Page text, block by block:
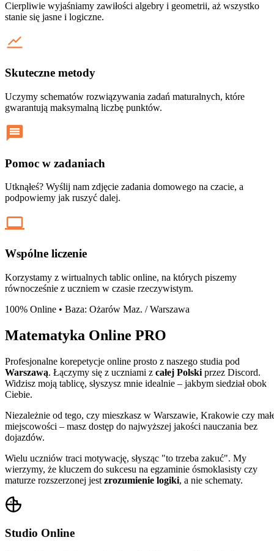
Cierpliwie wyjaśniamy zawiłości algebry i geometrii, aż wszystko
stanie się jasne i logiczne.
Skuteczne metody
Uczymy schematów rozwiązywania zadań maturalnych, które
gwarantują maksymalną liczbę punktów.
Pomoc w zadaniach
Utknąłeś? Wyślij nam zdjęcie zadania domowego na czacie, a
podpowiemy jak ruszyć dalej.
Wspólne liczenie
Korzystamy z wirtualnych tablic online, na których piszemy
równocześnie z uczniem w czasie rzeczywistym.
100% Online • Baza: Ożarów Maz. / Warszawa
Matematyka Online PRO
Profesjonalne korepetycje online prosto z naszego studia pod
Warszawą. Łączymy się z uczniami z całej Polski przez Discord.
Widzisz moją tablicę, słyszysz mnie idealnie – jakbym siedział obok
Ciebie.
Niezależnie od tego, czy mieszkasz w Warszawie, Krakowie czy
miejscowości – masz dostęp do najwyższej jakości nauczania bez
dojazdów.
Wielu uczniów traci motywację, słysząc "to trzeba zakuć". My
wierzymy, że kluczem do sukcesu na egzaminie ósmoklasisty czy
maturze rozszerzonej jest zrozumienie logiki, a nie schematy.
Studio Online